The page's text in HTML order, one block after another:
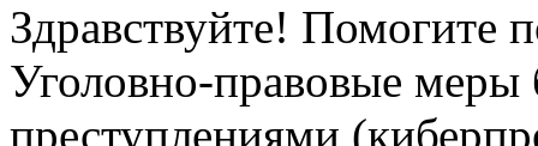
Здравствуйте! Помогите
Уголовно-правовые
преступлениями